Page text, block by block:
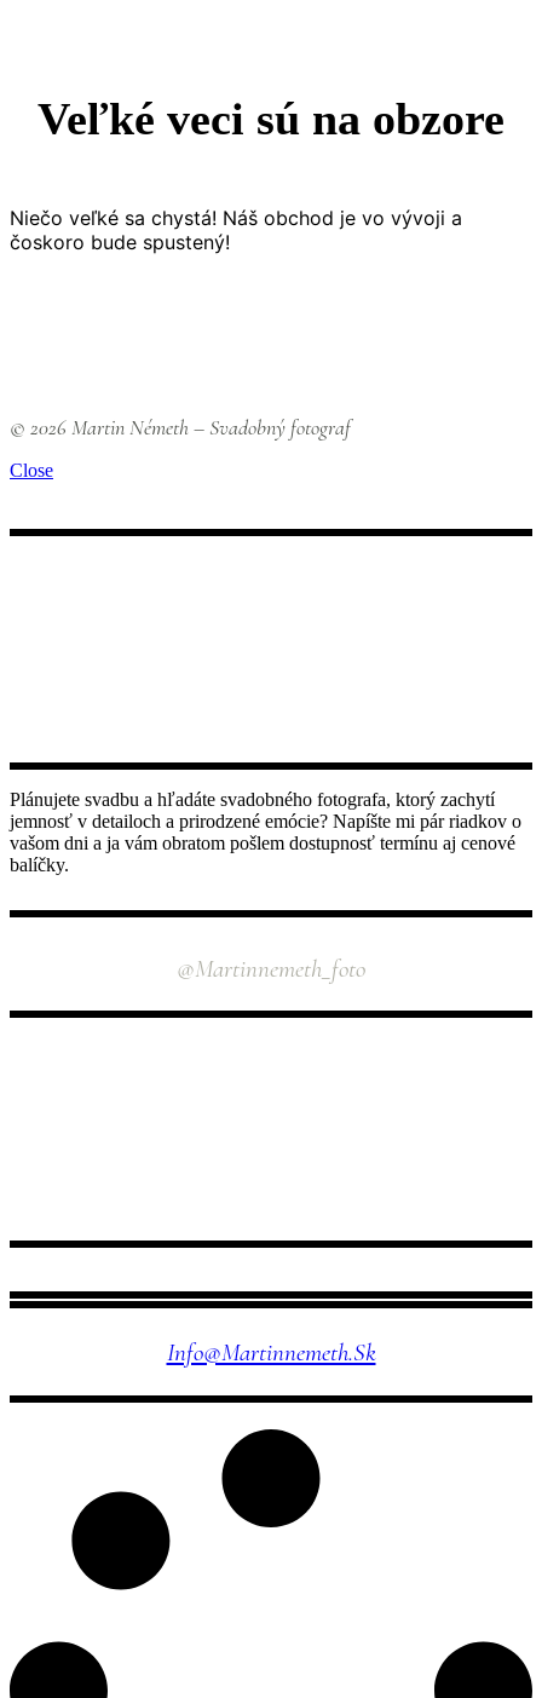
Veľké veci sú na obzore
Niečo veľké sa chystá! Náš obchod je vo vývoji a
čoskoro bude spustený!
© 2026 Martin Németh – Svadobný fotograf
Close
Plánujete svadbu a hľadáte svadobného fotografa, ktorý zachytí
jemnosť v detailoch a prirodzené emócie? Napíšte mi pár riadkov o
vašom dni a ja vám obratom pošlem dostupnosť termínu aj cenové
balíčky.
@martinnemeth_foto
Info@martinnemeth.sk